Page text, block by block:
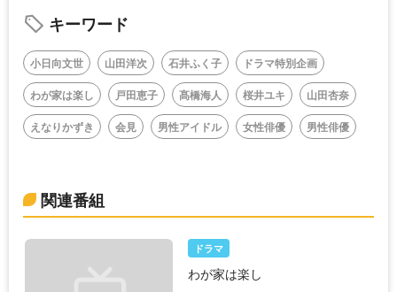
キーワード
小日向文世 山田洋次 石井ふく子
ドラマ特別企画
わが家は楽し
戸田恵子 髙橋海人 桜井ユキ
山田杏奈
えなりかずき
会見 男性アイドル 女性俳優 男性俳優
関連番組
ドラマ
わが家は楽し